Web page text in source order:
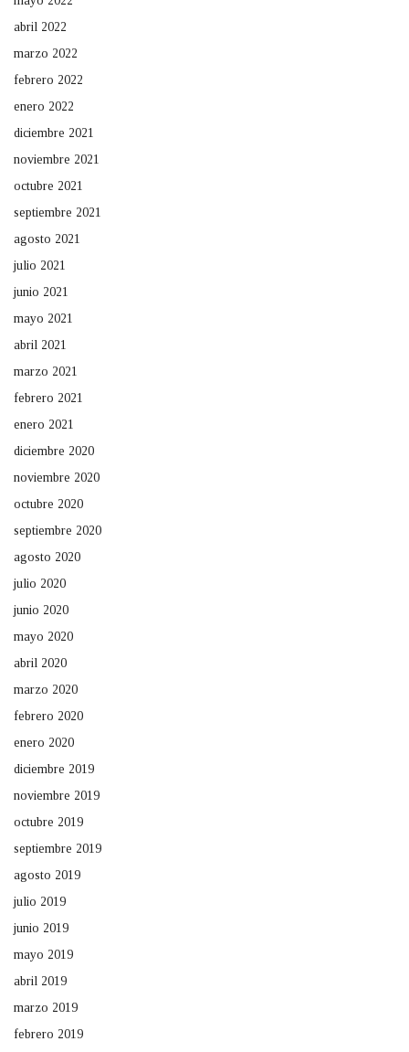
abril 2022
marzo 2022
febrero 2022
enero 2022
diciembre 2021
noviembre 2021
octubre 2021
septiembre 2021
agosto 2021
julio 2021
junio 2021
mayo 2021
abril 2021
marzo 2021
febrero 2021
enero 2021
diciembre 2020
noviembre 2020
octubre 2020
septiembre 2020
agosto 2020
julio 2020
junio 2020
mayo 2020
abril 2020
marzo 2020
febrero 2020
enero 2020
diciembre 2019
noviembre 2019
octubre 2019
septiembre 2019
agosto 2019
julio 2019
junio 2019
mayo 2019
abril 2019
marzo 2019
febrero 2019